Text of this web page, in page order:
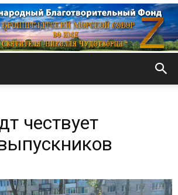
Морской
собор
чествует